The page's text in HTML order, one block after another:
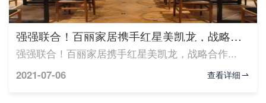
强强联合！百丽家居携手红星美凯龙，战略合作...
强强联合！百丽家居携手红星美凯龙，战略合作...
2021-07-06
查看详细